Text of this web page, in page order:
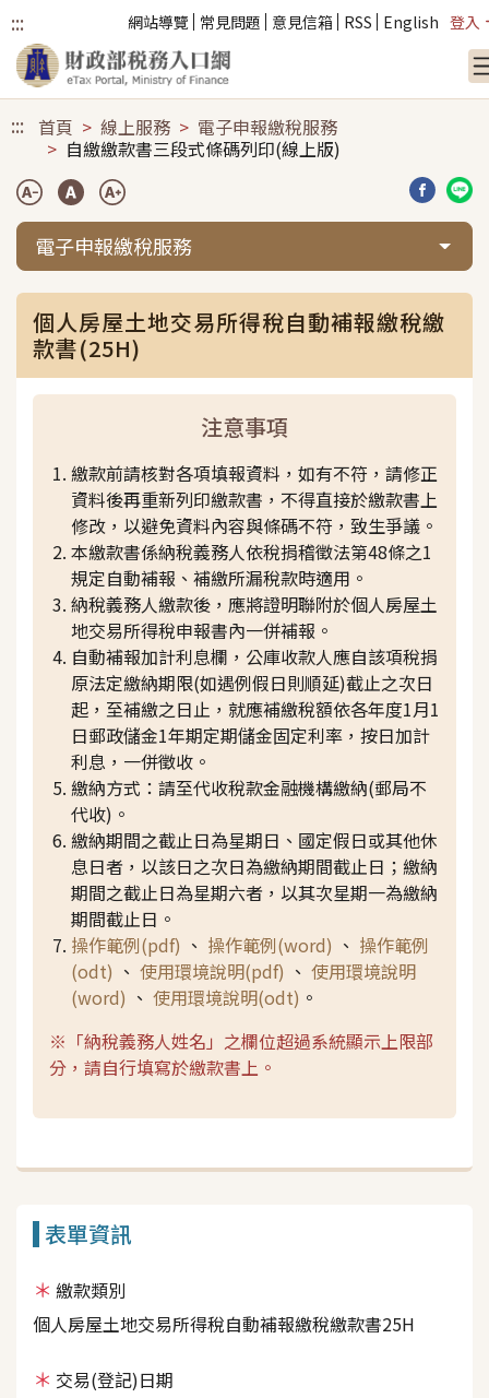
::: 網站導覽 常見問題 意見信箱 RSS English 登入
::: 首頁 線上服務
電子申報繳稅服務
自繳繳款書三段式條碼列印(線上版)
分享到
分
電子申報繳稅服務
個人房屋土地交易所得稅自動補報繳稅繳
款書(25H)
注意事項
繳款前請核對各項填報資料，如有不符，請修正
資料後再重新列印繳款書，不得直接於繳款書上
修改，以避免資料內容與條碼不符，致生爭議。
本繳款書係納稅義務人依稅捐稽徵法第48條之1
規定自動補報、補繳所漏稅款時適用。
納稅義務人繳款後，應將證明聯附於個人房屋土
地交易所得稅申報書內一併補報。
自動補報加計利息欄，公庫收款人應自該項稅捐
原法定繳納期限(如遇例假日則順延)截止之次日
起，至補繳之日止，就應補繳稅額依各年度1月1
日郵政儲金1年期定期儲金固定利率，按日加計
利息，一併徵收。
繳納方式：請至代收稅款金融機構繳納(郵局不
代收)。
繳納期間之截止日為星期日、國定假日或其他休
息日者，以該日之次日為繳納期間截止日；繳納
期間之截止日為星期六者，以其次星期一為繳納
期間截止日。
操作範例(pdf) 、 操作範例(word) 、 操作範例
(odt) 、 使用環境說明(pdf) 、 使用環境說明
(word) 、 使用環境說明(odt) 。
※「納稅義務人姓名」之欄位超過系統顯示上限部
分，請自行填寫於繳款書上。
表單資訊
繳款類別
個人房屋土地交易所得稅自動補報繳稅繳款書25H
交易(登記)日期